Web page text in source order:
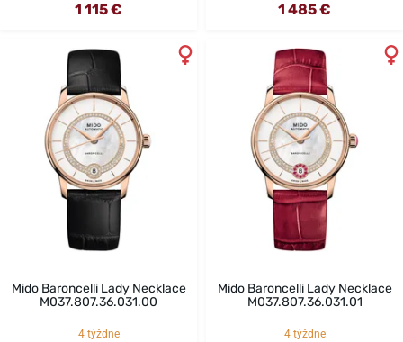
1 115 € 1 485 €
Mido Baroncelli Lady Necklace
M037.807.36.031.00
4 týždne
Mido Baroncelli Lady Necklace
M037.807.36.031.01
4 týždne